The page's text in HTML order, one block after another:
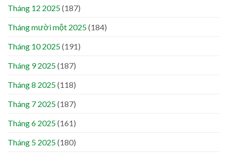
Tháng 12 2025(187)
Tháng mười một 2025(184)
Tháng 10 2025(191)
Tháng 9 2025(187)
Tháng 8 2025(118)
Tháng 7 2025(187)
Tháng 6 2025(161)
Tháng 5 2025(180)